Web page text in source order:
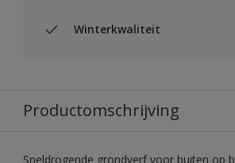
Winterkwaliteit
Productomschrijving
Sneldrogende grondverf voor buiten op